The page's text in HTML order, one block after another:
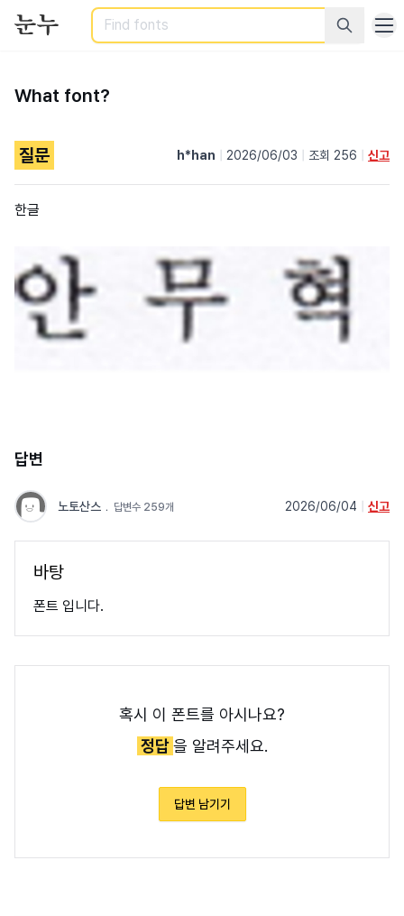
Search
What font?
질문 h*han 2026/06/03 조회 256 신고
한글
답변
노토산스 ﹒ 답변수 259개 2026/06/04 신고
바탕
폰트 입니다.
혹시 이 폰트를 아시나요?
정답을 알려주세요.
답변 남기기